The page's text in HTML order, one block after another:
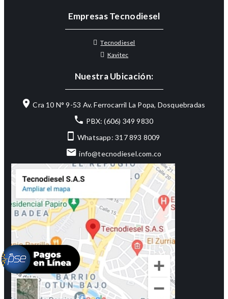
Empresas Tecnodiesel
Tecnodiesel
Kavitec
Nuestra Ubicación:
Cra 10 N° 9-53 Av. Ferrocarril La Popa, Dosquebradas
PBX: (606) 349 9830
Whatsapp: 317 893 8009
info@tecnodiesel.com.co